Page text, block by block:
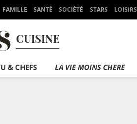
FAMILLE SANTÉ SOCIÉTÉ STARS LOISIRS
CUISINE
& CHEFS LA VIE MOINS CHERE